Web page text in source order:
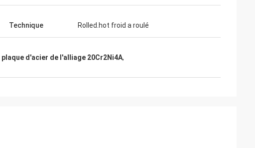
Technique Rolled.hot froid a roulé
plaque d'acier de l'alliage 20Cr2Ni4A,